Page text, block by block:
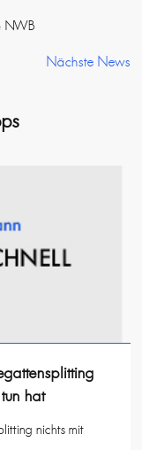
NWB
Nächste News
hat
nichts mit